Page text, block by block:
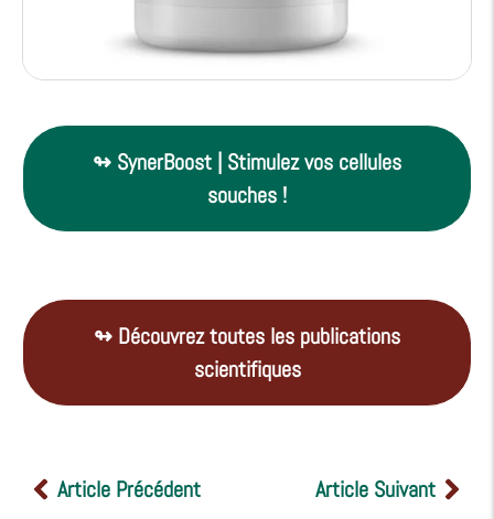
↬ SynerBoost | Stimulez vos cellules
souches !
↬ Découvrez toutes les publications
scientifiques
Article Précédent Article Suivant